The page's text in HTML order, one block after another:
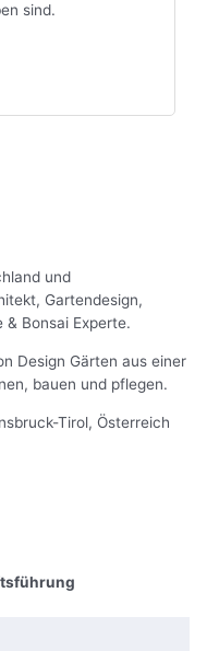
sind.
und
Gartendesign,
& Bonsai Experte.
Design Gärten aus einer
bauen und pflegen.
Tirol, Österreich